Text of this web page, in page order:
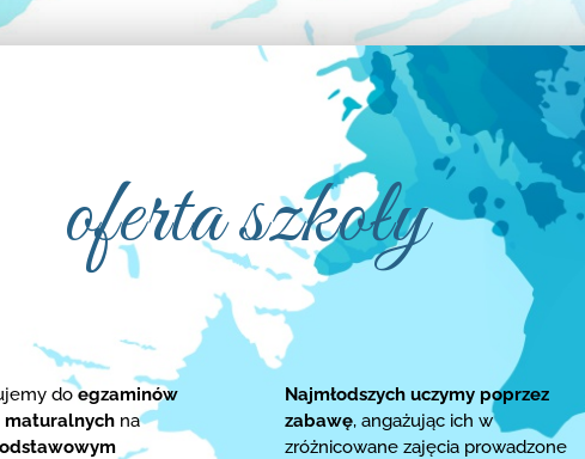
oferta szkoły
doegzaminów
maturalnych na
Najmłodszych uczymy poprzez
zabawę, angażując ich w
zróżnicowane zajęcia prowadzone